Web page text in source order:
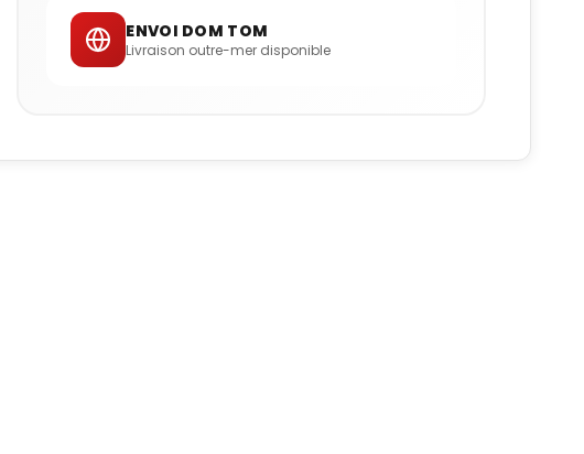
ENVOI DOM TOM
Livraison outre-mer disponible